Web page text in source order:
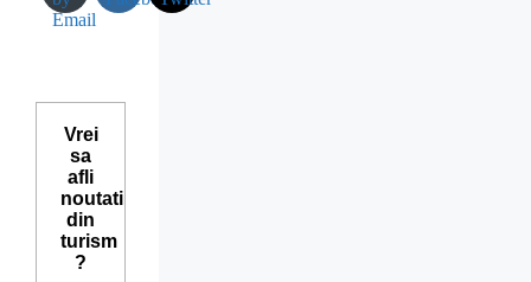
Vrei
sa
afli
noutati
din
turism
?